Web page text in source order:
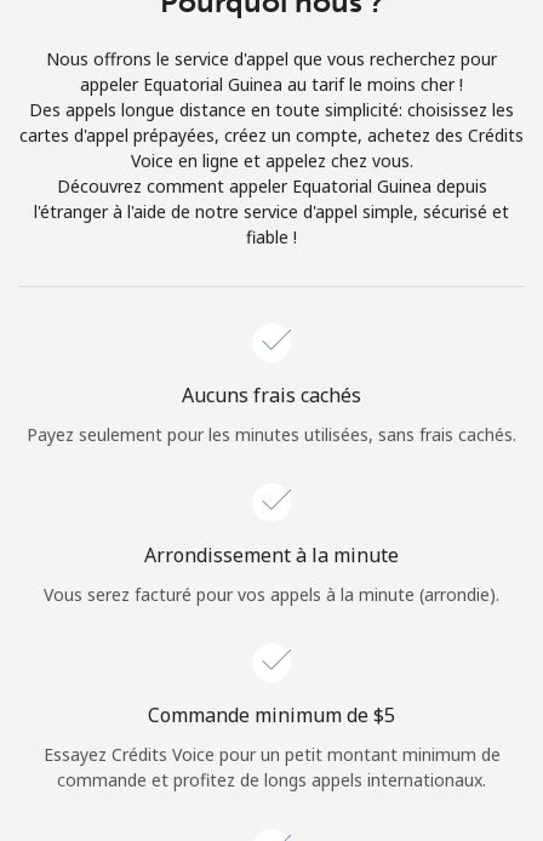
Conditions générales.
S'inscrire
Bonjour!
Identifiez-vous ouINSCRIVEZ-VOUS →
Login
Continue avec
Nous offrons le service d'appel que vous recherchez pour
appeler Equatorial Guinea au tarif le moins cher !
Des appels longue distance en toute simplicité: choisissez les
cartes d'appel prépayées, créez un compte, achetez des Crédits
Voice en ligne et appelez chez vous.
Découvrez comment appeler Equatorial Guinea depuis
l'étranger à l'aide de notre service d'appel simple, sécurisé et
fiable !
Aucuns frais cachés
Payez seulement pour les minutes utilisées, sans frais cachés.
Arrondissement à la minute
Vous serez facturé pour vos appels à la minute (arrondie).
Commande minimum de ⁦$5⁩
Essayez Crédits Voice pour un petit montant minimum de
commande et profitez de longs appels internationaux.